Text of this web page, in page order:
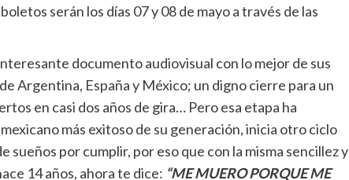
serán los días 07 y 08 de mayo a través de las
documento audiovisual con lo mejor de sus
Argentina, España y México; un digno cierre para un
en casi dos años de gira… Pero esa etapa ha
más exitoso de su generación, inicia otro ciclo
sueños por cumplir, por eso que con la misma sencillez y
14 años, ahora te dice: “ME MUERO PORQUE ME